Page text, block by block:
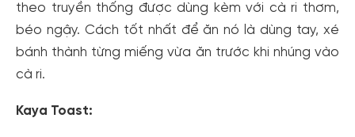
theo truyền thống được dùng kèm với cà ri thơm,
béo ngậy. Cách tốt nhất để ăn nó là dùng tay, xé
bánh thành từng miếng vừa ăn trước khi nhúng vào
cà ri.
Kaya Toast: